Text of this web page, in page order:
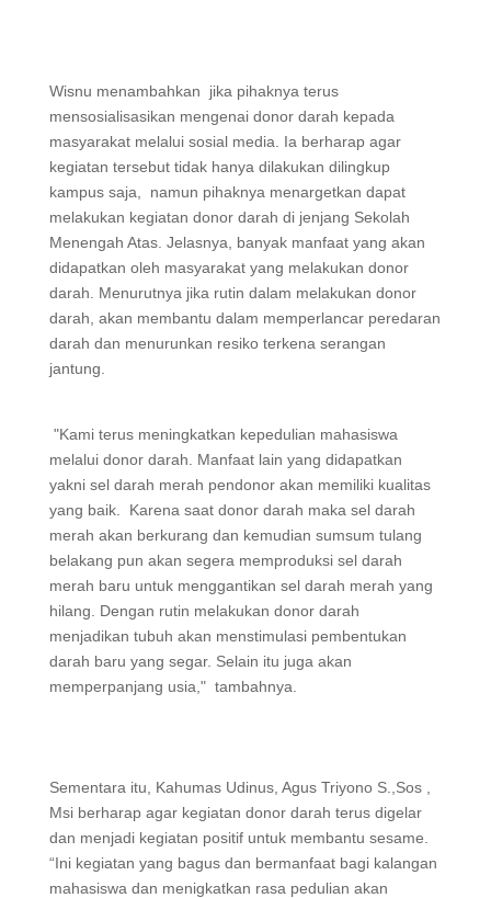
Wisnu menambahkan jika pihaknya terus
mensosialisasikan mengenai donor darah kepada
masyarakat melalui sosial media. Ia berharap agar
kegiatan tersebut tidak hanya dilakukan dilingkup
kampus saja, namun pihaknya menargetkan dapat
melakukan kegiatan donor darah di jenjang Sekolah
Menengah Atas. Jelasnya, banyak manfaat yang akan
didapatkan oleh masyarakat yang melakukan donor
darah. Menurutnya jika rutin dalam melakukan donor
darah, akan membantu dalam memperlancar peredaran
darah dan menurunkan resiko terkena serangan
jantung.
"Kami terus meningkatkan kepedulian mahasiswa
melalui donor darah. Manfaat lain yang didapatkan
yakni sel darah merah pendonor akan memiliki kualitas
yang baik. Karena saat donor darah maka sel darah
merah akan berkurang dan kemudian sumsum tulang
belakang pun akan segera memproduksi sel darah
merah baru untuk menggantikan sel darah merah yang
hilang. Dengan rutin melakukan donor darah
menjadikan tubuh akan menstimulasi pembentukan
darah baru yang segar. Selain itu juga akan
memperpanjang usia," tambahnya.
Sementara itu, Kahumas Udinus, Agus Triyono S.,Sos ,
Msi berharap agar kegiatan donor darah terus digelar
dan menjadi kegiatan positif untuk membantu sesame.
“Ini kegiatan yang bagus dan bermanfaat bagi kalangan
mahasiswa dan menigkatkan rasa pedulian akan